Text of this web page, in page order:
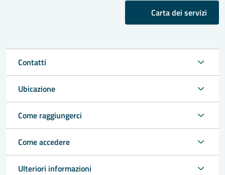
Carta dei servizi
Contatti
Ubicazione
Come raggiungerci
Come accedere
Ulteriori informazioni